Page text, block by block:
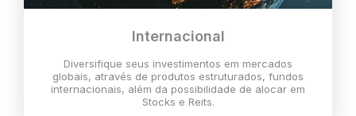
Internacional
Diversifique seus investimentos em mercados
globais, através de produtos estruturados, fundos
internacionais, além da possibilidade de alocar em
Stocks e Reits.